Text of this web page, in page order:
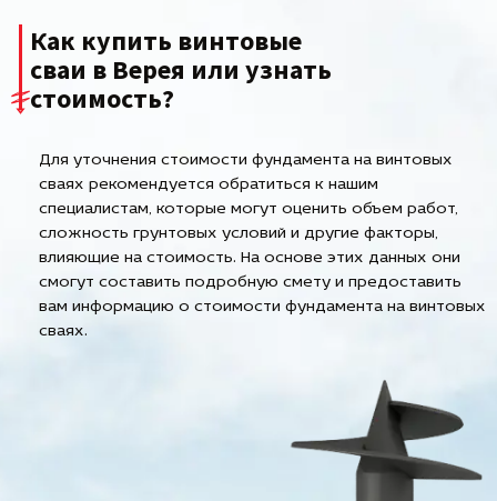
Как купить винтовые
сваи в Верея или узнать
стоимость?
Для уточнения стоимости фундамента на винтовых
сваях рекомендуется обратиться к нашим
специалистам, которые могут оценить объем работ,
сложность грунтовых условий и другие факторы,
влияющие на стоимость. На основе этих данных они
смогут составить подробную смету и предоставить
вам информацию о стоимости фундамента на винтовых
сваях.